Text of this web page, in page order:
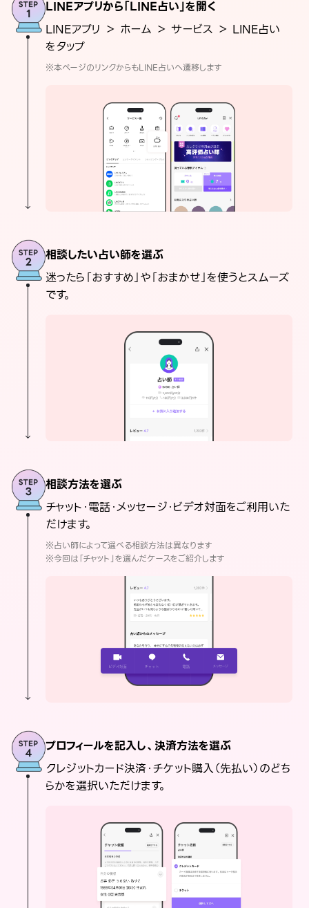
LINEアプリから「LINE占い」を開く
LINEアプリ ＞ ホーム ＞ サービス ＞ LINE占い
をタップ
※本ページのリンクからもLINE占いへ遷移します
相談したい占い師を選ぶ
迷ったら「おすすめ」や「おまかせ」を使うとスムーズ
です。
相談方法を選ぶ
チャット・電話・メッセージ・ビデオ対面をご利用いた
だけます。
※占い師によって選べる相談方法は異なります
※今回は「チャット」を選んだケースをご紹介します
プロフィールを記入し、決済方法を選ぶ
クレジットカード決済・チケット購入（先払い）のどち
らかを選択いただけます。